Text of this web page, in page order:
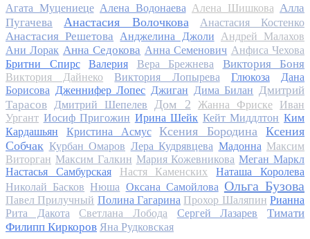
Агата Муцениеце Алена Водонаева Алена Шишкова Алла
Пугачева
Анастасия Волочкова Анастасия Костенко
Анастасия Решетова Анджелина Джоли
Андрей Малахов
Ани Лорак Анна Седокова Анна Семенович Анфиса Чехова
Бритни Спирс
Валерия Вера Брежнева Виктория Боня
Виктория Дайнеко Виктория Лопырева Глюкоза
Дана
Борисова Дженнифер Лопес Джиган Дима Билан Дмитрий
Тарасов
Дмитрий Шепелев Дом 2 Жанна Фриске
Иван
Ургант Иосиф Пригожин Ирина Шейк Кейт Миддлтон Ким
Кардашьян
Кристина Асмус Ксения Бородина
Ксения
Собчак Курбан Омаров Лера Кудрявцева Мадонна Максим
Виторган Максим Галкин Мария Кожевникова Меган Маркл
Настасья Самбурская
Настя Каменских
Наташа Королева
Николай Басков Нюша Оксана Самойлова Ольга Бузова
Павел Прилучный Полина Гагарина Прохор Шаляпин Рианна
Рита Дакота
Светлана Лобода Сергей Лазарев
Тимати
Филипп Киркоров Яна Рудковская